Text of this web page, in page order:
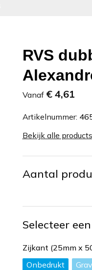
RVS
Vanaf € 4,61
Artikelnummer:
Bekijk alle
Aantal
Selecteer
Zijkant (25mm x
Onbedrukt